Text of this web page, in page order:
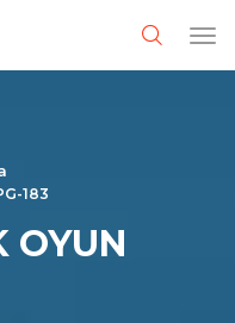
183
OYUN